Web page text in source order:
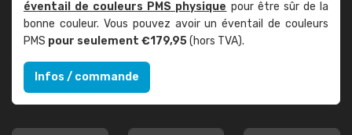
éventail de couleurs PMS physique pour être sûr de la
bonne couleur. Vous pouvez avoir un éventail de couleurs
PMS pour seulement €179,95(hors TVA).
Infos / commande